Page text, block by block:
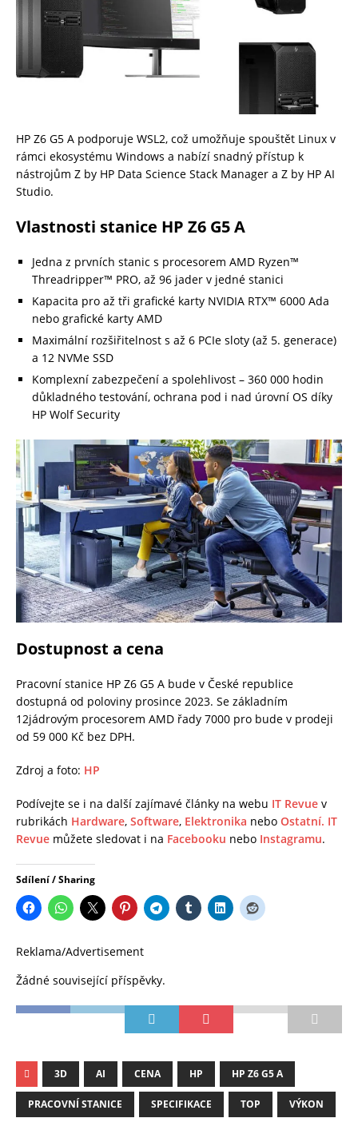
HP Z6 G5 A podporuje WSL2, což umožňuje spouštět Linux v
rámci ekosystému Windows a nabízí snadný přístup k
nástrojům Z by HP Data Science Stack Manager a Z by HP AI
Studio.
Vlastnosti stanice HP Z6 G5 A
Jedna z prvních stanic s procesorem AMD Ryzen™
Threadripper™ PRO, až 96 jader v jedné stanici
Kapacita pro až tři grafické karty NVIDIA RTX™ 6000 Ada
nebo grafické karty AMD
Maximální rozšiřitelnost s až 6 PCIe sloty (až 5. generace)
a 12 NVMe SSD
Komplexní zabezpečení a spolehlivost – 360 000 hodin
důkladného testování, ochrana pod i nad úrovní OS díky
HP Wolf Security
Dostupnost a cena
Pracovní stanice HP Z6 G5 A bude v České republice
dostupná od poloviny prosince 2023. Se základním
12jádrovým procesorem AMD řady 7000 pro bude v prodeji
od 59 000 Kč bez DPH.
Zdroj a foto: HP
Podívejte se i na další zajímavé články na webu IT Revue v
rubrikách Hardware, Software, Elektronika nebo Ostatní. IT
Revue můžete sledovat i na Facebooku nebo Instagramu.
Sdílení / Sharing
Reklama/Advertisement
Žádné související příspěvky.
3D AI CENA HP HP Z6 G5 A
PRACOVNÍ STANICE SPECIFIKACE TOP VÝKON